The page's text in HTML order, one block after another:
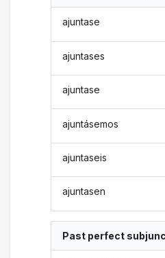
ajuntase
ajuntases
ajuntase
ajuntásemos
ajuntaseis
ajuntasen
Past perfect